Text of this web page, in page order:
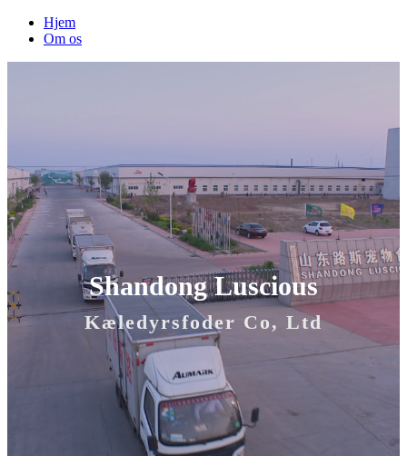
Hjem
Om os
Shandong Luscious
Kæledyrsfoder Co, Ltd